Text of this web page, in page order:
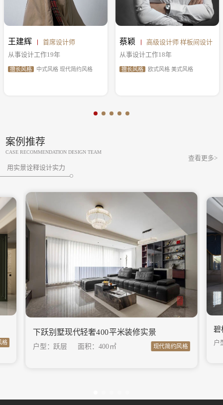
王建辉
首席设计师
从事设计工作19年
擅长风格 中式风格 现代简约风格
蔡颖
高级设计师 样板间设计
从事设计工作18年
擅长风格 欧式风格 美式风格
案例推荐
CASE RECOMMENDATION DESIGN TEAM
用实景诠释设计实力
查看更多>
下跃别墅现代轻奢400平米装修实景
户型：跃层 面积： 400㎡ 现代简约风格
碧
户
格